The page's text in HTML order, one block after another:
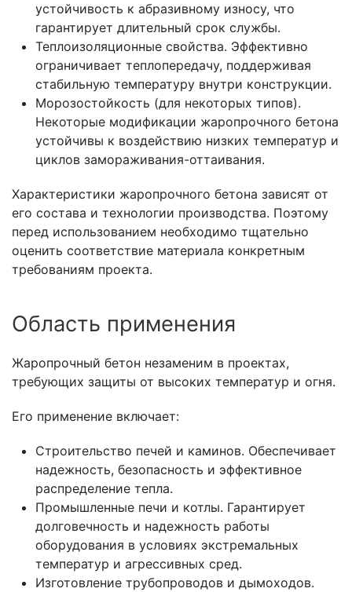
устойчивость к абразивному износу, что
гарантирует длительный срок службы.
Теплоизоляционные свойства. Эффективно
ограничивает теплопередачу, поддерживая
стабильную температуру внутри конструкции.
Морозостойкость (для некоторых типов).
Некоторые модификации жаропрочного бетона
устойчивы к воздействию низких температур и
циклов замораживания-оттаивания.
Характеристики жаропрочного бетона зависят от
его состава и технологии производства. Поэтому
перед использованием необходимо тщательно
оценить соответствие материала конкретным
требованиям проекта.
Область применения
Жаропрочный бетон незаменим в проектах,
требующих защиты от высоких температур и огня.
Его применение включает:
Строительство печей и каминов. Обеспечивает
надежность, безопасность и эффективное
распределение тепла.
Промышленные печи и котлы. Гарантирует
долговечность и надежность работы
оборудования в условиях экстремальных
температур и агрессивных сред.
Изготовление трубопроводов и дымоходов.